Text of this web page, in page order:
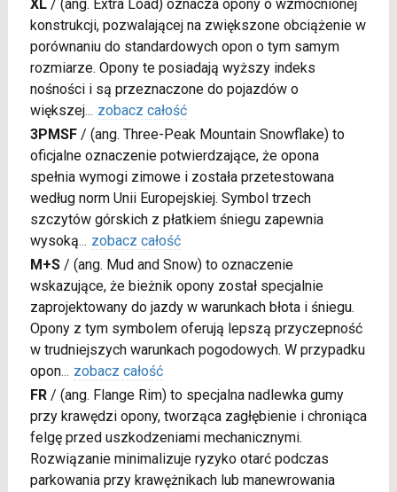
XL/ (ang. Extra Load) oznacza opony o wzmocnionej
konstrukcji, pozwalającej na zwiększone obciążenie w
porównaniu do standardowych opon o tym samym
rozmiarze. Opony te posiadają wyższy indeks
nośności i są przeznaczone do pojazdów o
większej... zobacz całość
3PMSF/ (ang. Three-Peak Mountain Snowflake) to
oficjalne oznaczenie potwierdzające, że opona
spełnia wymogi zimowe i została przetestowana
według norm Unii Europejskiej. Symbol trzech
szczytów górskich z płatkiem śniegu zapewnia
wysoką... zobacz całość
M+S/ (ang. Mud and Snow) to oznaczenie
wskazujące, że bieżnik opony został specjalnie
zaprojektowany do jazdy w warunkach błota i śniegu.
Opony z tym symbolem oferują lepszą przyczepność
w trudniejszych warunkach pogodowych. W przypadku
opon... zobacz całość
FR/ (ang. Flange Rim) to specjalna nadlewka gumy
przy krawędzi opony, tworząca zagłębienie i chroniąca
felgę przed uszkodzeniami mechanicznymi.
Rozwiązanie minimalizuje ryzyko otarć podczas
parkowania przy krawężnikach lub manewrowania